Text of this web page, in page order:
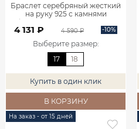
Браслет серебряный жесткий
на руку 925 с камнями
фианитами 2920206-00775
4 131 ₽ 4 590 ₽ -10%
Выберите размер:
17
18
Купить в один клик
В КОРЗИНУ
На заказ - от 15 дней